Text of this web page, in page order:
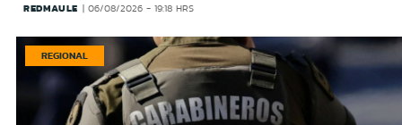
REDMAULE 06/08/2026 - 19:18 HRS
REGIONAL